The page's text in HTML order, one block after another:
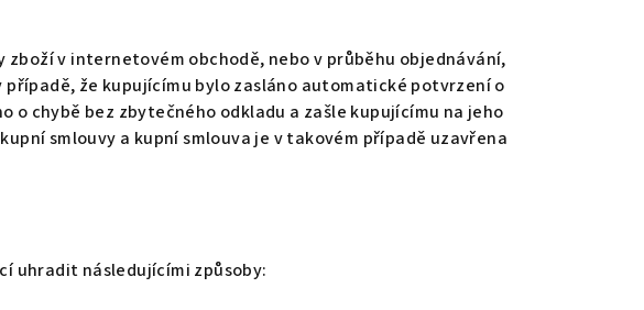
v internetovém obchodě, nebo v průběhu objednávání,
že kupujícímu bylo zasláno automatické potvrzení o
chybě bez zbytečného odkladu a zašle kupujícímu na jeho
smlouvy a kupní smlouva je v takovém případě uzavřena
uhradit následujícími způsoby: